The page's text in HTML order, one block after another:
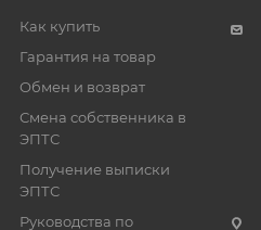
Как купить
Гарантия на товар
Обмен и возврат
Смена собственника в
ЭПТС
Получение выписки
ЭПТС
Руководства по